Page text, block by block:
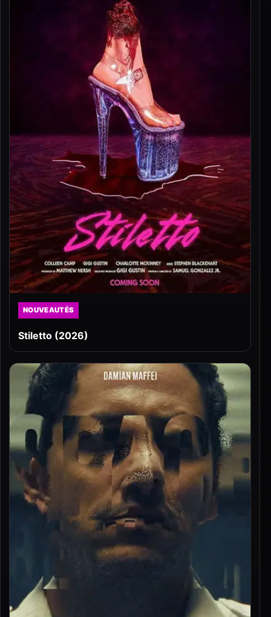
NOUVEAUTÉS
Stiletto (2026)